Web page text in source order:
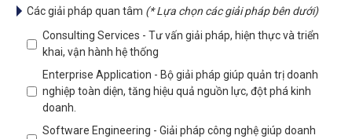
Các giải pháp quan tâm (* Lựa chọn các giải pháp bên dưới)
Consulting Services - Tư vấn giải pháp, hiện thực và triển
khai, vận hành hệ thống
Enterprise Application - Bộ giải pháp giúp quản trị doanh
nghiệp toàn diện, tăng hiệu quả nguồn lực, đột phá kinh
doanh.
Software Engineering - Giải pháp công nghệ giúp doanh